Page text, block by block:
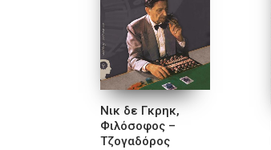
Νικ δε Γκρηκ,
Φιλόσοφος –
Τζογαδόρος